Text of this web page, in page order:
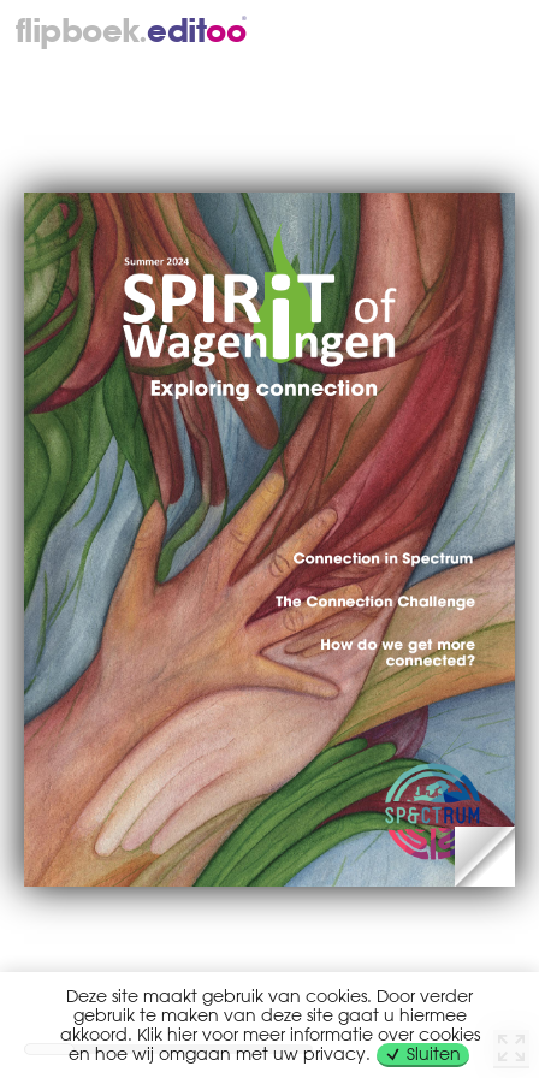
flipboek.editoo®
Deze site maakt gebruik van cookies. Door verder
gebruik te maken van deze site gaat u hiermee
akkoord. Klik hier voor meer informatie over cookies
en hoe wij omgaan met uw privacy.
Sluiten